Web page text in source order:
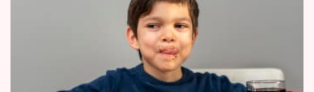
Sledujte prima+